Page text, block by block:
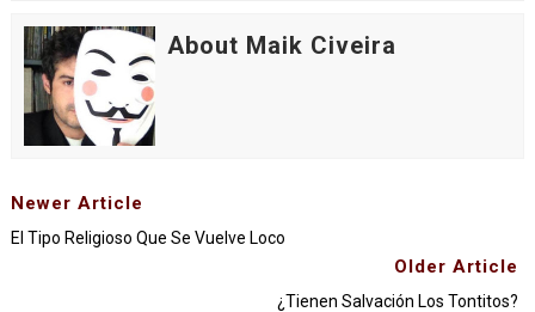
About Maik Civeira
Newer Article
El Tipo Religioso Que Se Vuelve Loco
Older Article
¿Tienen Salvación Los Tontitos?